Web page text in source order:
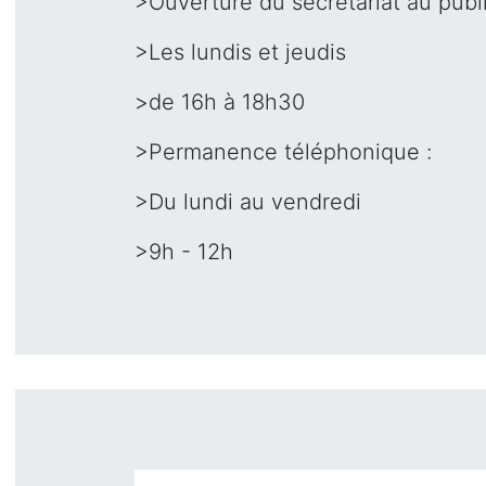
>Les lundis et jeudis
>de 16h à 18h30
>Permanence téléphonique :
>Du lundi au vendredi
>9h - 12h